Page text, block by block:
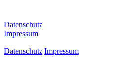
Datenschutz
Impressum
Datenschutz Impressum